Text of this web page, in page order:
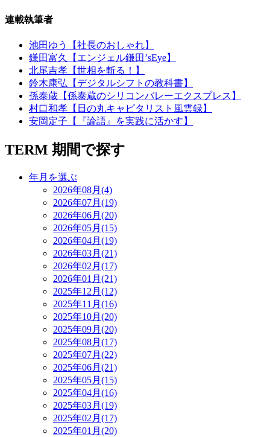
連載執筆者
池田ゆう【社長のおしゃれ】
鎌田富久【エンジェル鎌田’sEye】
北尾吉孝【世相を斬る！】
鈴木康弘【デジタルシフトの教科書】
孫泰蔵【孫泰蔵のシリコンバレーエクスプレス】
村口和孝【日の丸キャピタリスト風雲録】
安岡定子【『論語』を実践に活かす】
TERM 期間で探す
年月を選ぶ
2026年08月(4)
2026年07月(19)
2026年06月(20)
2026年05月(15)
2026年04月(19)
2026年03月(21)
2026年02月(17)
2026年01月(21)
2025年12月(12)
2025年11月(16)
2025年10月(20)
2025年09月(20)
2025年08月(17)
2025年07月(22)
2025年06月(21)
2025年05月(15)
2025年04月(16)
2025年03月(19)
2025年02月(17)
2025年01月(20)